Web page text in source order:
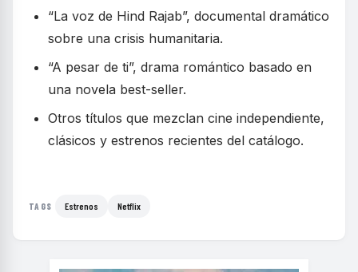
“La voz de Hind Rajab”, documental dramático
sobre una crisis humanitaria.
“A pesar de ti”, drama romántico basado en
una novela best-seller.
Otros títulos que mezclan cine independiente,
clásicos y estrenos recientes del catálogo.
TAGS Estrenos Netflix